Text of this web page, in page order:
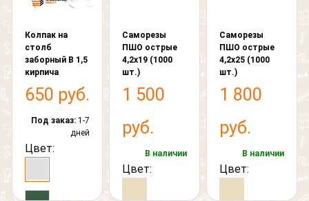
Колпак на
столб
заборный В 1,5
кирпича
650 руб.
Под заказ: 1-7
дней
Цвет:
Саморезы
ПШО острые
4,2х19 (1000
шт.)
1 500
руб.
В наличии
Цвет:
Саморезы
ПШО острые
4,2х25 (1000
шт.)
1 800
руб.
В наличии
Цвет: